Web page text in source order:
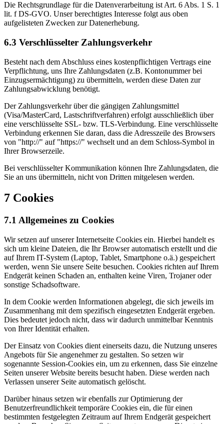
Die Rechtsgrundlage für die Datenverarbeitung ist Art. 6 Abs. 1 S. 1
lit. f DS-GVO. Unser berechtigtes Interesse folgt aus oben
aufgelisteten Zwecken zur Datenerhebung.
6.3 Verschlüsselter Zahlungsverkehr
Besteht nach dem Abschluss eines kostenpflichtigen Vertrags eine
Verpflichtung, uns Ihre Zahlungsdaten (z.B. Kontonummer bei
Einzugsermächtigung) zu übermitteln, werden diese Daten zur
Zahlungsabwicklung benötigt.
Der Zahlungsverkehr über die gängigen Zahlungsmittel
(Visa/MasterCard, Lastschriftverfahren) erfolgt ausschließlich über
eine verschlüsselte SSL- bzw. TLS-Verbindung. Eine verschlüsselte
Verbindung erkennen Sie daran, dass die Adresszeile des Browsers
von "http://" auf "https://" wechselt und an dem Schloss-Symbol in
Ihrer Browserzeile.
Bei verschlüsselter Kommunikation können Ihre Zahlungsdaten, die
Sie an uns übermitteln, nicht von Dritten mitgelesen werden.
7 Cookies
7.1 Allgemeines zu Cookies
Wir setzen auf unserer Internetseite Cookies ein. Hierbei handelt es
sich um kleine Dateien, die Ihr Browser automatisch erstellt und die
auf Ihrem IT-System (Laptop, Tablet, Smartphone o.ä.) gespeichert
werden, wenn Sie unsere Seite besuchen. Cookies richten auf Ihrem
Endgerät keinen Schaden an, enthalten keine Viren, Trojaner oder
sonstige Schadsoftware.
In dem Cookie werden Informationen abgelegt, die sich jeweils im
Zusammenhang mit dem spezifisch eingesetzten Endgerät ergeben.
Dies bedeutet jedoch nicht, dass wir dadurch unmittelbar Kenntnis
von Ihrer Identität erhalten.
Der Einsatz von Cookies dient einerseits dazu, die Nutzung unseres
Angebots für Sie angenehmer zu gestalten. So setzen wir
sogenannte Session-Cookies ein, um zu erkennen, dass Sie einzelne
Seiten unserer Website bereits besucht haben. Diese werden nach
Verlassen unserer Seite automatisch gelöscht.
Darüber hinaus setzen wir ebenfalls zur Optimierung der
Benutzerfreundlichkeit temporäre Cookies ein, die für einen
bestimmten festgelegten Zeitraum auf Ihrem Endgerät gespeichert